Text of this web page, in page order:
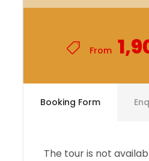
From
Booking Form
The tour is not